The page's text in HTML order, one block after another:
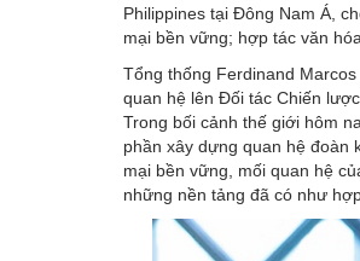
Philippines tại Đông Nam Á,
mại bền vững; hợp tác văn
Tổng thống Ferdinand
quan hệ lên Đối tác Chiến
Trong bối cảnh thế giới hôm
phần xây dựng quan hệ
mại bền vững, mối quan hệ
những nền tảng đã có như